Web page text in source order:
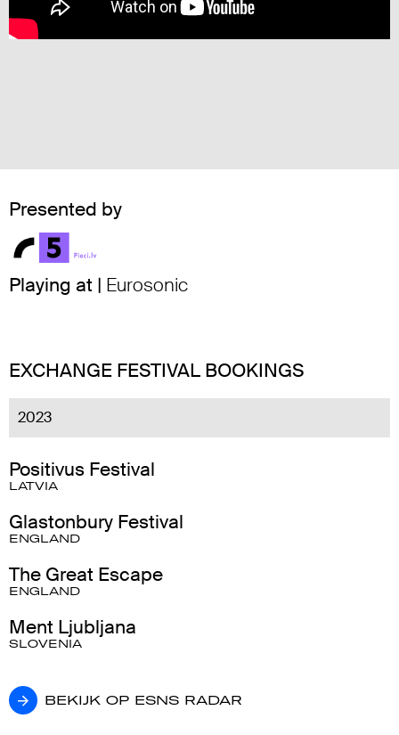
Presented by
Playing at | Eurosonic
EXCHANGE FESTIVAL BOOKINGS
2023
Positivus Festival
LATVIA
Glastonbury Festival
ENGLAND
The Great Escape
ENGLAND
Ment Ljubljana
SLOVENIA
BEKIJK OP ESNS RADAR
BEKIJK OP ESNS RADAR